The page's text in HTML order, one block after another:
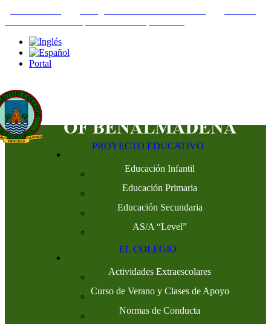
Portal
PROYECTO EDUCATIVO
Educación Infantil
Educación Primaria
Educación Secundaria
AS/A “Level”
EL COLEGIO
Actividades Extraescolares
Curso de Verano y Clases de Apoyo
Normas de Conducta